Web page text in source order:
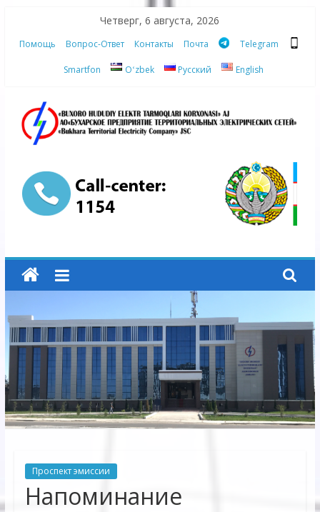
content
Четверг, 6 августа, 2026
Помощь Вопрос-Ответ Контакты Почта Telegram
Smartfon Oʻzbek Русский English
АО
"Бухарское
Предприятие
Территориальных
Электрических
сетей"
АО
"Бухарское
Электрических
сетей"
Проспект эмиссии
Напоминание